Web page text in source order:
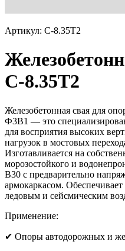
Артикул: С-8.35Т2
С-8.35Т2
Железобетонная свая для
Ф3В1 — это
для восприятия высоких
нагрузок в мостовых
Изготавливается на
морозостойкого и
B30 с предварительно
армокаркасом.
ледовым и сейсмическим
Применение:
✔ Опоры автодорожных и